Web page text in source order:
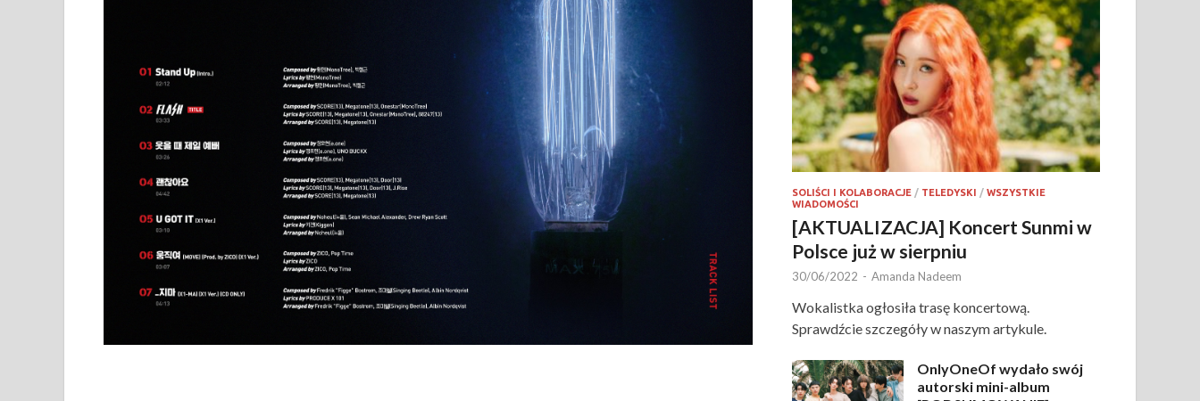
SOLIŚCI I KOLABORACJE / TELEDYSKI /WSZYSTKIE
WIADOMOŚCI
[AKTUALIZACJA] Koncert Sunmi w
Polsce już w sierpniu
30/06/2022 - Amanda Nadeem
Wokalistka ogłosiła trasę koncertową.
Sprawdźcie szczegóły w naszym artykule.
OnlyOneOf wydało swój
autorski mini-album